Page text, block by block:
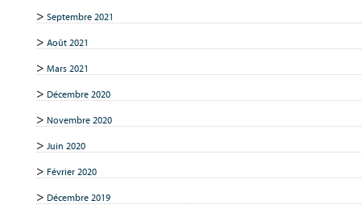
Septembre 2021
Août 2021
Mars 2021
Décembre 2020
Novembre 2020
Juin 2020
Février 2020
Décembre 2019